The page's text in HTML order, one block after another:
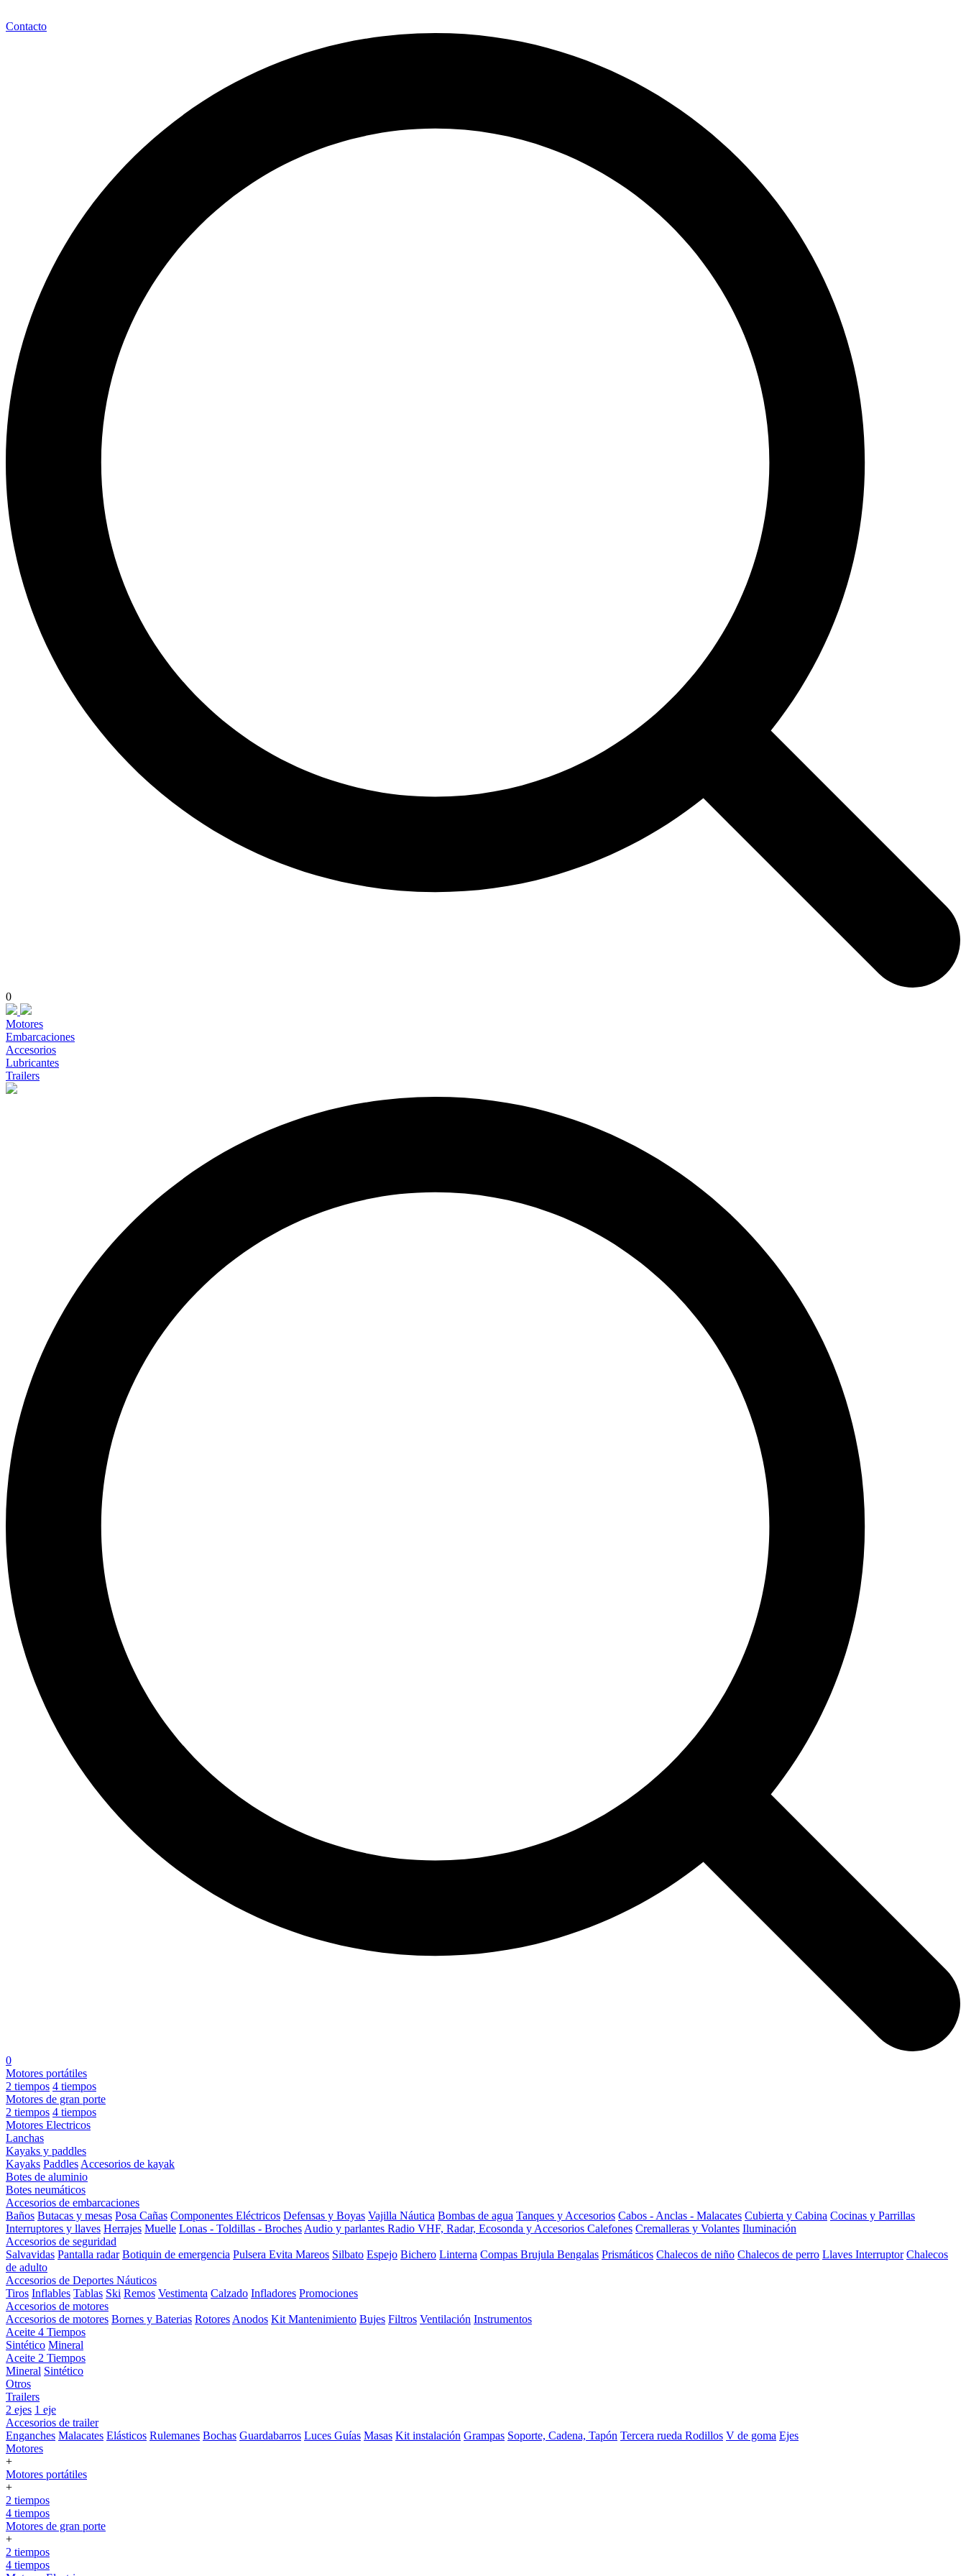
Contacto
0
Motores
Embarcaciones
Accesorios
Lubricantes
Trailers
0
Motores portátiles
2 tiempos 4 tiempos
Motores de gran porte
2 tiempos 4 tiempos
Motores Electricos
Lanchas
Kayaks y paddles
Kayaks Paddles Accesorios de kayak
Botes de aluminio
Botes neumáticos
Accesorios de embarcaciones
Baños Butacas y mesas Posa Cañas Componentes Eléctricos Defensas y Boyas Vajilla Náutica Bombas de agua Tanques y Accesorios Cabos - Anclas - Malacates Cubierta y Cabina Cocinas y Parrillas
Interruptores y llaves Herrajes Muelle Lonas - Toldillas - Broches Audio y parlantes Radio VHF, Radar, Ecosonda y Accesorios Calefones Cremalleras y Volantes Iluminación
Accesorios de seguridad
Salvavidas Pantalla radar Botiquin de emergencia Pulsera Evita Mareos Silbato Espejo Bichero Linterna Compas Brujula Bengalas Prismáticos Chalecos de niño Chalecos de perro Llaves Interruptor Chalecos
de adulto
Accesorios de Deportes Náuticos
Tiros Inflables Tablas Ski Remos Vestimenta Calzado Infladores Promociones
Accesorios de motores
Accesorios de motores Bornes y Baterias Rotores Anodos Kit Mantenimiento Bujes Filtros Ventilación Instrumentos
Aceite 4 Tiempos
Sintético Mineral
Aceite 2 Tiempos
Mineral Sintético
Otros
Trailers
2 ejes 1 eje
Accesorios de trailer
Enganches Malacates Elásticos Rulemanes Bochas Guardabarros Luces Guías Masas Kit instalación Grampas Soporte, Cadena, Tapón Tercera rueda Rodillos V de goma Ejes
Motores
+
Motores portátiles
+
2 tiempos
4 tiempos
Motores de gran porte
+
2 tiempos
4 tiempos